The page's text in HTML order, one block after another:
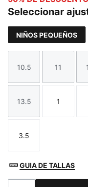
Seleccionar
NIÑOS PEQUEÑOS
Talla
10.5
Talla
11
Talla
13.5
Talla
1
Talla
3.5
GUIA DE TALLAS